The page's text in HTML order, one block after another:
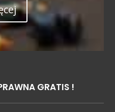
GRATIS !